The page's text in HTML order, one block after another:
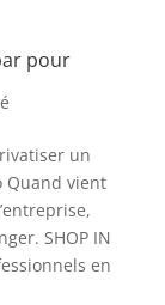
pour
un
Quand vient
SHOP IN
en